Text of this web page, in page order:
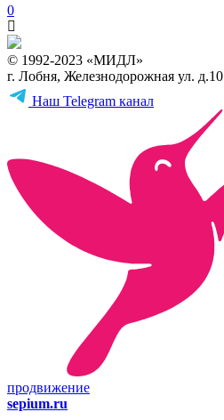
0
© 1992-2023 «МИДЛ»
г. Лобня, Железнодорожная ул. д.10
Наш Telegram канал
продвижение
sepium.ru